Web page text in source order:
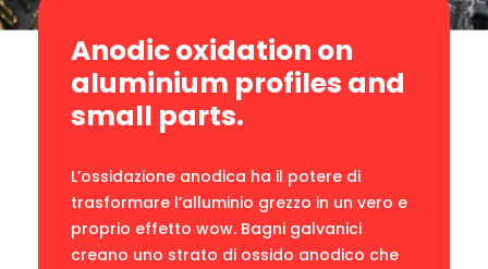
Anodic oxidation on
aluminium profiles and
small parts.
L’ossidazione anodica ha il potere di
trasformare l’alluminio grezzo in un vero e
proprio effetto wow. Bagni galvanici
creano uno strato di ossido anodico che